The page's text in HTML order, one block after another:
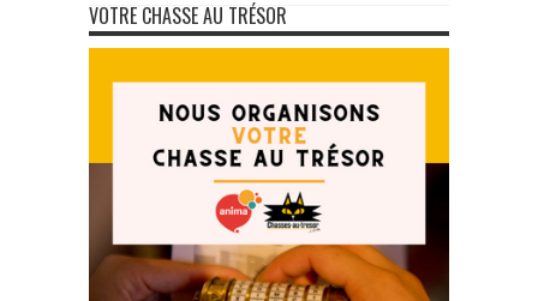
VOTRE CHASSE AU TRÉSOR